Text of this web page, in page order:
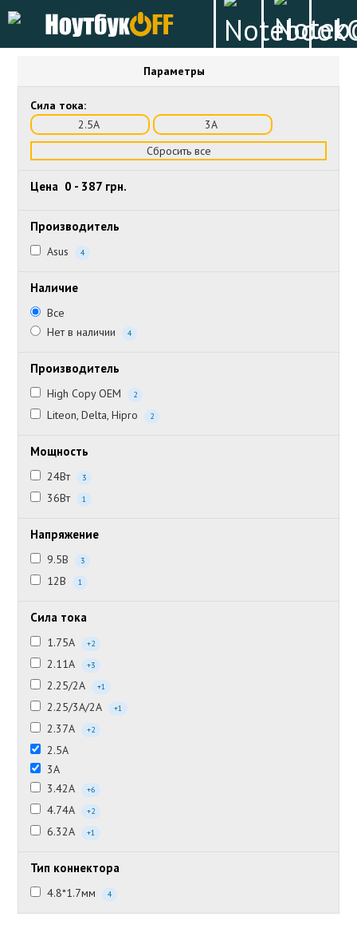
Параметры
Сила тока:
2.5А
3А
Сбросить все
Цена 0 - 387 грн.
Производитель
Asus 4
Наличие
Все
Нет в наличии
4
Производитель
High Copy OEM 2
Liteon, Delta, Hipro 2
Мощность
24Вт 3
36Вт 1
Напряжение
9.5В 3
12В 1
Сила тока
1.75А +2
2.11А +3
2.25/2А +1
2.25/3А/2А +1
2.37А +2
2.5А
3А
3.42А
+6
4.74А +2
6.32А +1
Тип коннектора
4.8*1.7мм 4